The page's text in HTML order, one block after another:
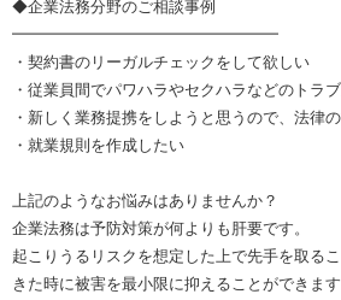
◆企業法務分野のご相談事例
━━━━━━━━━━━━━━━━━
・契約書のリーガルチェックをして欲しい
・従業員間でパワハラやセクハラなどのトラ
・新しく業務提携をしようと思うので、法律
・就業規則を作成したい
上記のようなお悩みはありませんか？
企業法務は予防対策が何よりも肝要です。
起こりうるリスクを想定した上で先手を取る
きた時に被害を最小限に抑えることができます